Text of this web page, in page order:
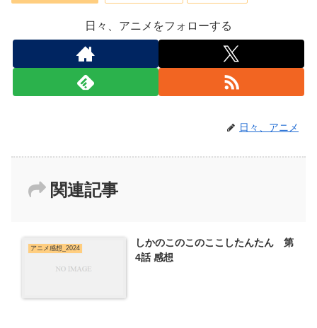
日々、アニメをフォローする
日々、アニメ
関連記事
アニメ感想_2024
しかのこのこのここしたんたん 第
4話 感想